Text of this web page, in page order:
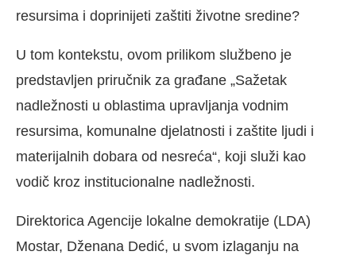
resursima i doprinijeti zaštiti životne sredine?
U tom kontekstu, ovom prilikom službeno je
predstavljen priručnik za građane „Sažetak
nadležnosti u oblastima upravljanja vodnim
resursima, komunalne djelatnosti i zaštite ljudi i
materijalnih dobara od nesreća“, koji služi kao
vodič kroz institucionalne nadležnosti.
Direktorica Agencije lokalne demokratije (LDA)
Mostar, Dženana Dedić, u svom izlaganju na